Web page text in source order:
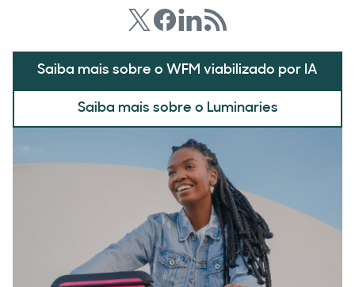
Saiba mais sobre o WFM viabilizado por IA
Saiba mais sobre o Luminaries